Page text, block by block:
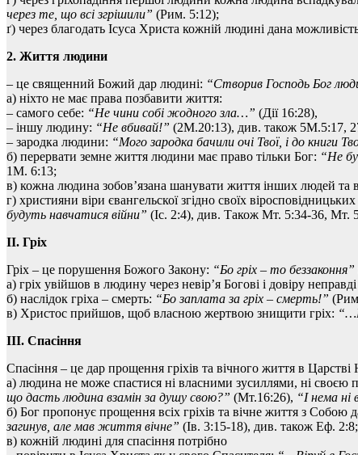
через те, що всі згрішили” (Рим. 5:12);
ґ) через благодать Ісуса Христа кожній людині дана
2. Життя людини
– це священний Божий дар людині: “Створив Господь Бог
а) ніхто не має права позбавити життя:
– самого себе: “Не чини собі жодного зла…” (Дії 16:28),
– іншу людину: “Не вбивай!” (2М.20:13), див. також 5М.5:17,
– зародка людини: “Мого зародка бачили очі Твої, і до книги
б) перервати земне життя людини має право тільки Бог: “Не
1М. 6:13;
в) кожна людина зобов’язана шанувати життя інших людей та
г) християни віри євангельскої згідно своїх
будуть навчатися війни” (Іс. 2:4), див. Також Мт. 5:34-36, Мт.
ІІ. Гріх
Гріх – це порушення Божого Закону: “Бо гріх – то беззаконня”
а) гріх увійшов в людину через невір’я Богові і довіру
б) наслідок гріха – смерть: “Бо заплата за гріх – смерть!”
в) Христос прийшов, щоб власною жертвою знищити гріх:
ІІІ. Спасіння
Спасіння – це дар прощення гріхів та вічного життя в
а) людина не може спастися ні власними зусиллями, ні своєю
що дасть людина взамін за душу свою?” (Мт.16:26), “І нема
б) Бог пропонує прощення всіх гріхів та вічне життя з Собою
загинув, але мав життя вічне” (Ів. 3:15-18), див. також Еф. 2:8;
в) кожній людині для спасіння потрібно